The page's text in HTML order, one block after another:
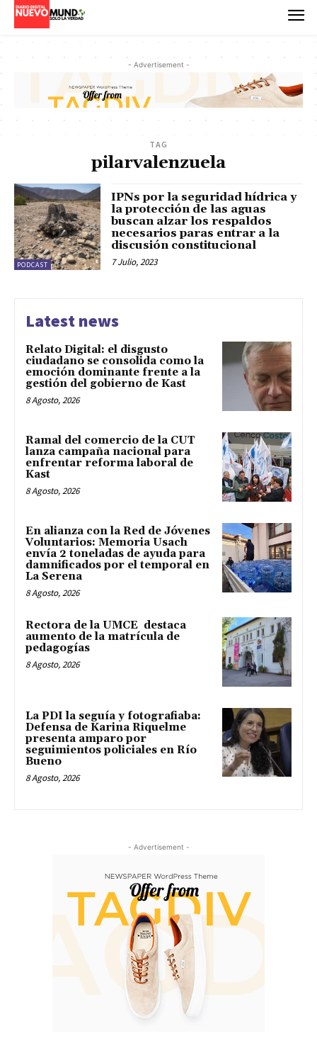
- Advertisement -
TAG
pilarvalenzuela
PODCAST
IPNs por la seguridad hídrica y
la protección de las aguas
buscan alzar los respaldos
necesarios paras entrar a la
discusión constitucional
7 Julio, 2023
Latest news
Relato Digital: el disgusto
ciudadano se consolida como la
emoción dominante frente a la
gestión del gobierno de Kast
8 Agosto, 2026
Ramal del comercio de la CUT
lanza campaña nacional para
enfrentar reforma laboral de
Kast
8 Agosto, 2026
En alianza con la Red de Jóvenes
Voluntarios: Memoria Usach
envía 2 toneladas de ayuda para
damnificados por el temporal en
La Serena
8 Agosto, 2026
Rectora de la UMCE destaca
aumento de la matrícula de
pedagogías
8 Agosto, 2026
La PDI la seguía y fotografiaba:
Defensa de Karina Riquelme
presenta amparo por
seguimientos policiales en Río
Bueno
8 Agosto, 2026
- Advertisement -